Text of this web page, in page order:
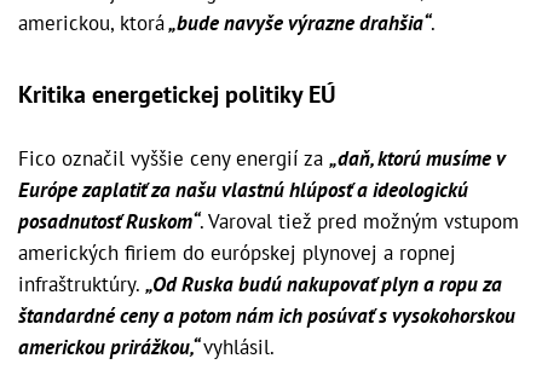
americkou, ktorá„bude navyše výrazne drahšia“.
Kritika energetickej politiky EÚ
Fico označil vyššie ceny energií za „daň, ktorú musíme v
Európe zaplatiť za našu vlastnú hlúposť a ideologickú
posadnutosť Ruskom“. Varoval tiež pred možným vstupom
amerických firiem do európskej plynovej a ropnej
infraštruktúry. „Od Ruska budú nakupovať plyn a ropu za
štandardné ceny a potom nám ich posúvať s vysokohorskou
americkou prirážkou,“vyhlásil.